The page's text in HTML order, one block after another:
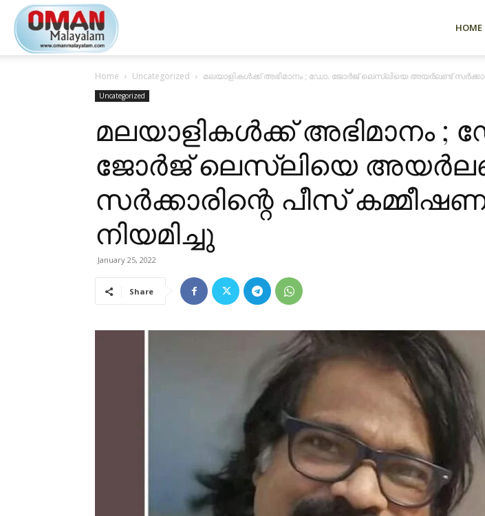
Malayalam
HOME
Home Uncategorized മലയാളികൾക്ക് അഭിമാനം ; ഡോ. ജോർജ് ലെസ്ലിയെ അയർലണ്ട്
Uncategorized
മലയാളികൾക്ക് അഭിമാനം ;
ജോർജ് ലെസ്ലിയെ
സർക്കാരിന്റെ പീസ്
നിയമിച്ചു
January 25, 2022
Share